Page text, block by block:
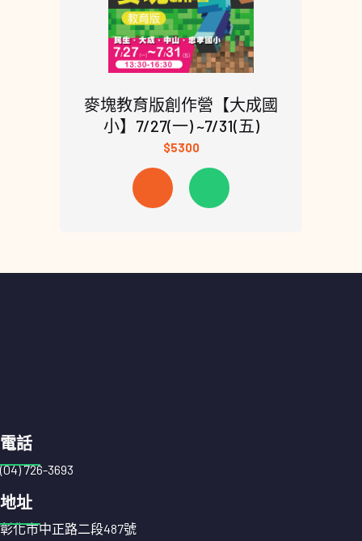
麥塊教育版創作營【大成國
小】7/27(一) ~7/31(五)
$5300
電話
(04) 726-3693
地址
彰化市中正路二段487號